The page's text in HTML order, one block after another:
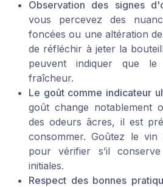
Observation des signes
vous percevez des
foncées ou une altération
de réfléchir à jeter la
peuvent indiquer que
fraîcheur.
Le goût comme indicateur
goût change notablement
des odeurs âcres, il est
consommer. Goûtez le vin
pour vérifier s’il
initiales.
Respect des bonnes